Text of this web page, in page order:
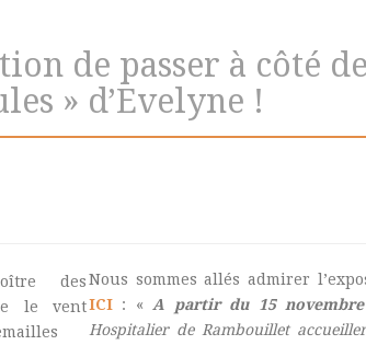
de passer à côté
» d’Evelyne !
Nous sommes allés admirer
ICI : « A partir du 15
Hospitalier de Rambouillet